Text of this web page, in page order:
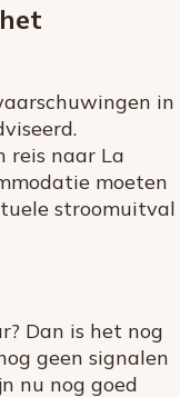
in
reis naar La
moeten
stroomuitval
Dan is het nog
geen signalen
nu nog goed